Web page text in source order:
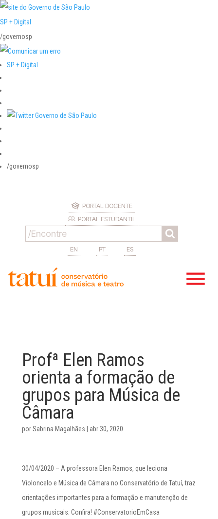
SP + Digital
/governosp
SP + Digital
/governosp
PORTAL DOCENTE
PORTAL ESTUDANTIL
EN PT ES
Profª Elen Ramos
orienta a formação de
grupos para Música de
Câmara
porSabrina Magalhães abr 30, 2020
30/04/2020 – A professora Elen Ramos, que leciona
Violoncelo e Música de Câmara no Conservatório de Tatuí, traz
orientações importantes para a formação e manutenção de
grupos musicais. Confira! #ConservatorioEmCasa